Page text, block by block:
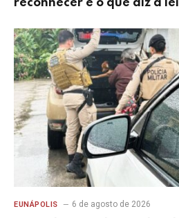
reconhecer e o que diz a lei
EUNÁPOLIS 6 de agosto de 2026